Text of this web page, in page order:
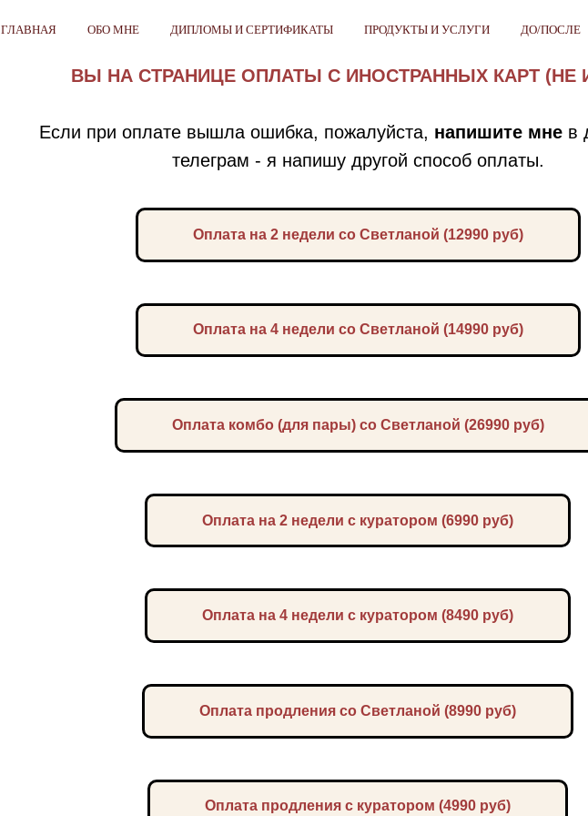
ГЛАВНАЯ ОБО МНЕ ДИПЛОМЫ И СЕРТИФИКАТЫ ПРОДУКТЫ И УСЛУГИ ДО/ПОСЛЕ
ВЫ НА СТРАНИЦЕ ОПЛАТЫ С ИНОСТРАННЫХ КАРТ (НЕ
Если при оплате вышла ошибка, пожалуйста, напишите мнев
телеграм - я напишу другой способ оплаты.
Оплата на 2 недели со Светланой (12990 руб)
Оплата на 4 недели со Светланой (14990 руб)
Оплата комбо (для пары) со Светланой (26990 руб)
Оплата на 2 недели с куратором (6990 руб)
Оплата на 4 недели с куратором (8490 руб)
Оплата продления со Светланой (8990 руб)
Оплата продления с куратором (4990 руб)